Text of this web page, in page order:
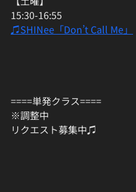
15:30-16:55
♫SHINee「Don’t Call Me」
====単発クラス====
※調整中
リクエスト募集中♫